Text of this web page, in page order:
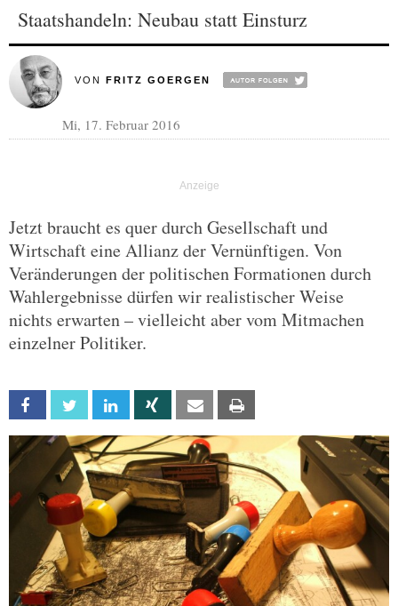
Staatshandeln: Neubau statt Einsturz
VON FRITZ GOERGEN
Mi, 17. Februar 2016
Jetzt braucht es quer durch Gesellschaft und
Wirtschaft eine Allianz der Vernünftigen. Von
Veränderungen der politischen Formationen durch
Wahlergebnisse dürfen wir realistischer Weise
nichts erwarten – vielleicht aber vom Mitmachen
einzelner Politiker.
Facebook Twitter Linkedin Xing Email